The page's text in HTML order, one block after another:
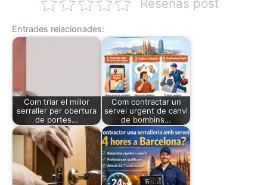
Reseñas post
Entrades relacionades:
Com triar el millor
serraller per obertura
de portes…
Com contractar un
servei urgent de canvi
de bombins…